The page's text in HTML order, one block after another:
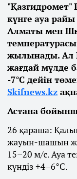
"Қазгидромет"
күнге ауа
Алматы мен
жылынады. Ал
жағдай мүлде
-7°С дейін
Skifnews.kz
Астана
26 қараша:
жауын-шашын
15–20 м/с. Ауа
күндіз +4–6°С.